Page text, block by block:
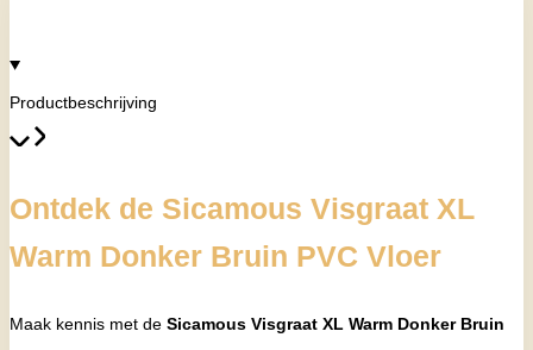
Productbeschrijving
Ontdek de Sicamous Visgraat XL
Warm Donker Bruin PVC Vloer
Maak kennis met de Sicamous Visgraat XL Warm Donker Bruin